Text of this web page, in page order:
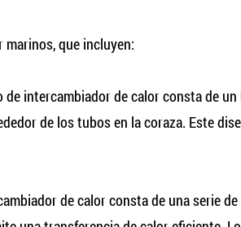
que incluyen:
intercambiador de calor consta de
de los tubos en la coraza. Este
de calor consta de una serie